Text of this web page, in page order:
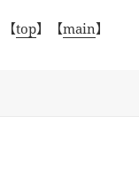
【top】【main】